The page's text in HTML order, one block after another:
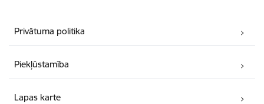
Privātuma politika
Piekļūstamība
Lapas karte